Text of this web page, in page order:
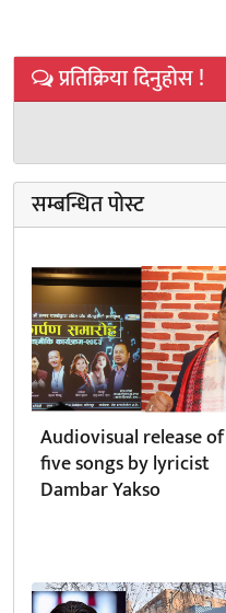
प्रतिक्रिया दिनुहोस !
सम्बन्धित पोस्ट
Audiovisual release of
five songs by lyricist
Dambar Yakso